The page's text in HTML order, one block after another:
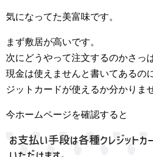
気になってた美富味です。
まず敷居が高いです。
次にどうやって注文するのかさっ
現金は使えませんと書いてあるの
ジットカードが使えるか分かりま
今ホームページを確認すると